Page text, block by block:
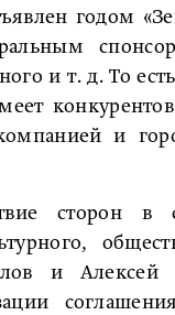
годом
и т. д. То
компанией и
сторон в
и Алексей